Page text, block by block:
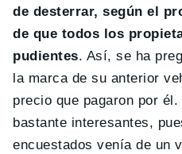
de desterrar, según el
de que todos los
pudientes. Así, se ha
la marca de su anterior
precio que pagaron por
bastante interesantes,
encuestados venía de un